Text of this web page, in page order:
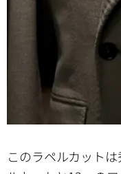
このラペルカット